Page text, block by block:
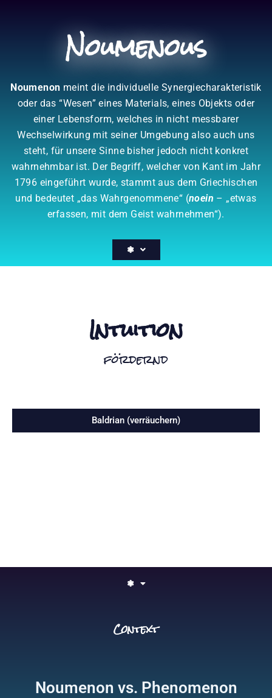
Noumenous
Noumenon meint die individuelle Synergiecharakteristik
oder das “Wesen” eines Materials, eines Objekts oder
einer Lebensform, welches in nicht messbarer
Wechselwirkung mit seiner Umgebung also auch uns
steht, für unsere Sinne bisher jedoch nicht konkret
wahrnehmbar ist. Der Begriff, welcher von Kant im Jahr
1796 eingeführt wurde, stammt aus dem Griechischen
und bedeutet „das Wahrgenommene“ (noein – „etwas
erfassen, mit dem Geist wahrnehmen“).
❃
Intuition
fördernd
Baldrian (verräuchern)
❃
Context
Noumenon vs. Phenomenon